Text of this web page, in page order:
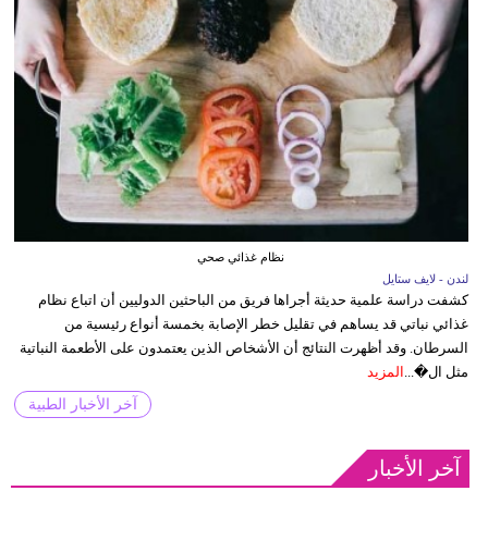
نظام غذائي صحي
لندن - لايف ستايل
كشفت دراسة علمية حديثة أجراها فريق من الباحثين الدوليين أن اتباع نظام
غذائي نباتي قد يساهم في تقليل خطر الإصابة بخمسة أنواع رئيسية من
السرطان. وقد أظهرت النتائج أن الأشخاص الذين يعتمدون على الأطعمة النباتية
مثل ال�...
المزيد
آخر الأخبار الطبية
آخر الأخبار